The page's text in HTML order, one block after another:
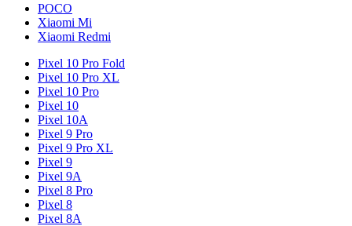
POCO
Xiaomi Mi
Xiaomi Redmi
Pixel 10 Pro Fold
Pixel 10 Pro XL
Pixel 10 Pro
Pixel 10
Pixel 10A
Pixel 9 Pro
Pixel 9 Pro XL
Pixel 9
Pixel 9A
Pixel 8 Pro
Pixel 8
Pixel 8A